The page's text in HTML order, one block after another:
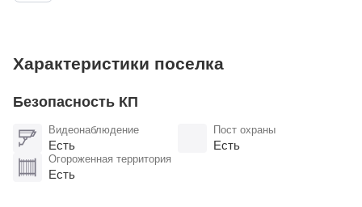
Характеристики поселка
Безопасность КП
Видеонаблюдение
Есть
Пост охраны
Есть
Огороженная территория
Есть